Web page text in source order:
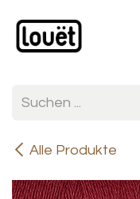
Alle Produkte